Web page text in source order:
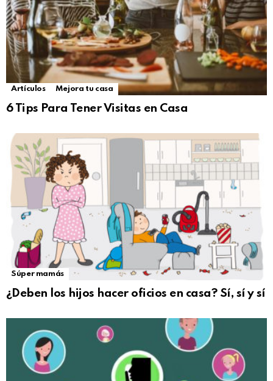
Artículos Mejora tu casa
6 Tips Para Tener Visitas en Casa
Súper mamás
¿Deben los hijos hacer oficios en casa? Sí, sí y sí